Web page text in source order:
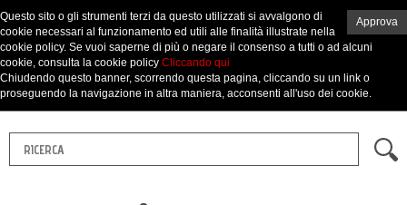
Approva
Questo sito o gli strumenti terzi da questo utilizzati si avvalgono di
cookie necessari al funzionamento ed utili alle finalità illustrate nella
cookie policy. Se vuoi saperne di più o negare il consenso a tutti o ad alcuni
cookie, consulta la cookie policy Cliccando qui
Chiudendo questo banner, scorrendo questa pagina, cliccando su un link o
proseguendo la navigazione in altra maniera, acconsenti all'uso dei cookie.